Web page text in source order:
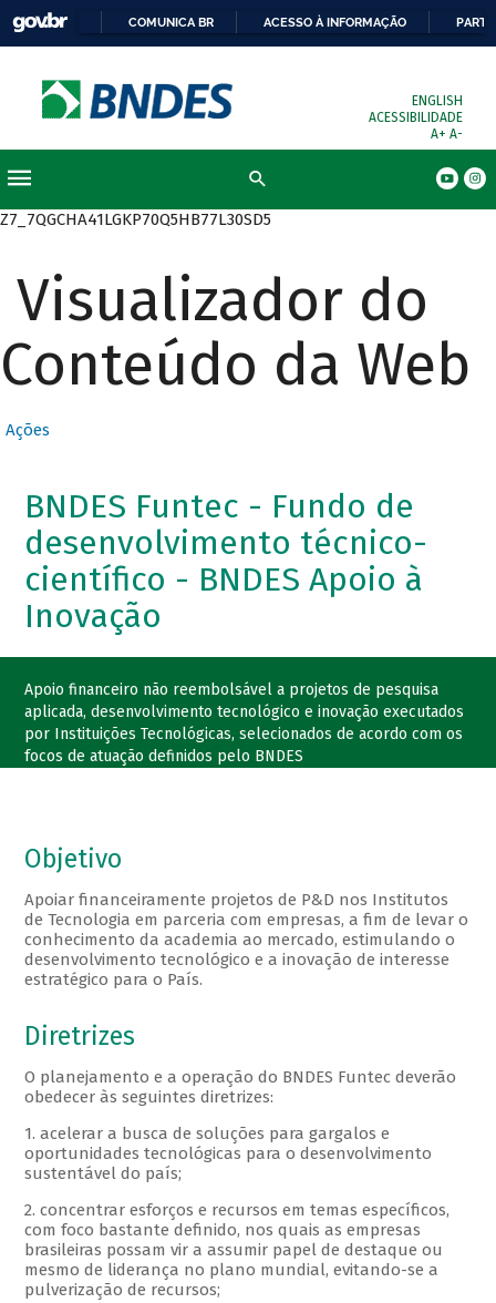
COMUNICA BR ACESSO À INFORMAÇÃO
ENGLISH
ACESSIBILIDADE
A+ A-
Z7_7QGCHA41LGKP70Q5HB77L30SD5
Visualizador do
Conteúdo da Web
Ações
BNDES Funtec - Fundo de
desenvolvimento técnico-
científico - BNDES Apoio à
Inovação
Apoio financeiro não reembolsável a projetos de pesquisa
aplicada, desenvolvimento tecnológico e inovação executados
por Instituições Tecnológicas, selecionados de acordo com os
focos de atuação definidos pelo BNDES
Objetivo
Apoiar financeiramente projetos de P&D nos Institutos
de Tecnologia em parceria com empresas, a fim de levar o
conhecimento da academia ao mercado, estimulando o
desenvolvimento tecnológico e a inovação de interesse
estratégico para o País.
Diretrizes
O planejamento e a operação do BNDES Funtec deverão
obedecer às seguintes diretrizes:
1. acelerar a busca de soluções para gargalos e
oportunidades tecnológicas para o desenvolvimento
sustentável do país;
2. concentrar esforços e recursos em temas específicos,
com foco bastante definido, nos quais as empresas
brasileiras possam vir a assumir papel de destaque ou
mesmo de liderança no plano mundial, evitando-se a
pulverização de recursos;